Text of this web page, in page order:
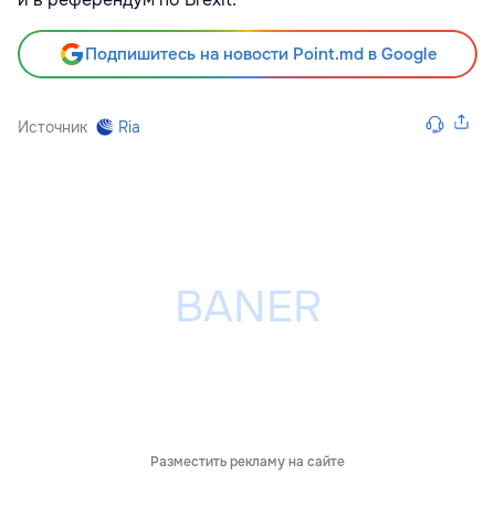
Подпишитесь на новости Point.md в Google
Источник Ria
Разместить рекламу на сайте